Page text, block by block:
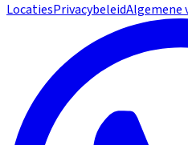
LocatiesPrivacybeleidAlgemene